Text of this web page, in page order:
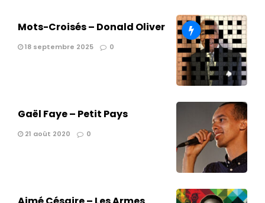
Mots-Croisés – Donald Oliver
18 septembre 2025 0
Gaël Faye – Petit Pays
21 août 2020 0